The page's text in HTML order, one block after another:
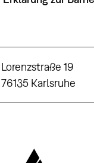
Lorenzstraße 19
76135 Karlsruhe